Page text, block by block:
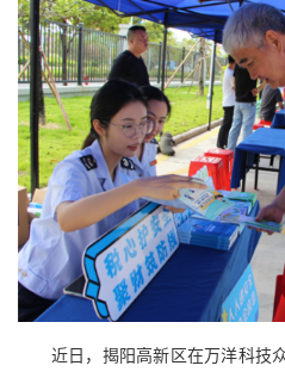
近日，揭阳高新区在万洋科技